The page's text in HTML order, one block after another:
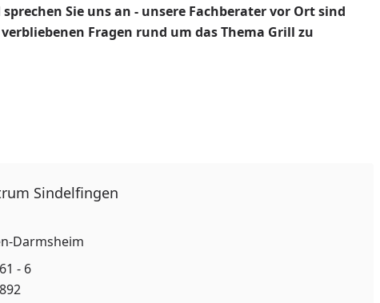
Sie uns an - unsere Fachberater vor Ort sind
Fragen rund um das Thema Grill zu
Sindelfingen
Darmsheim
- 6